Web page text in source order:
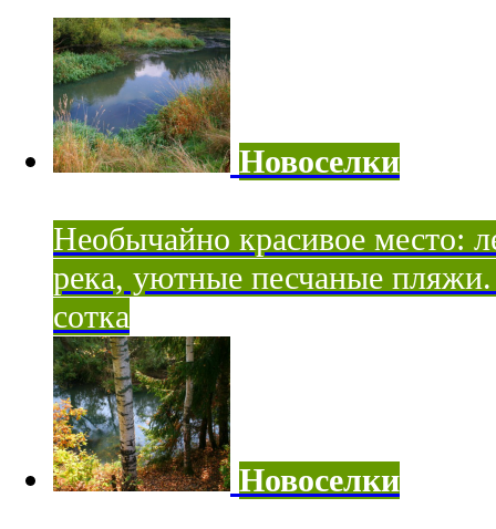
Новоселки
Необычайно красивое место:
река, уютные песчаные
сотка
Новоселки